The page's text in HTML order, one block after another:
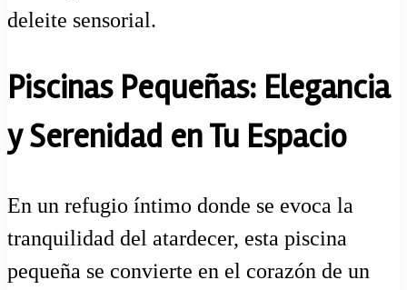
deleite sensorial.
Piscinas Pequeñas: Elegancia
y Serenidad en Tu Espacio
En un refugio íntimo donde se evoca la
tranquilidad del atardecer, esta piscina
pequeña se convierte en el corazón de un